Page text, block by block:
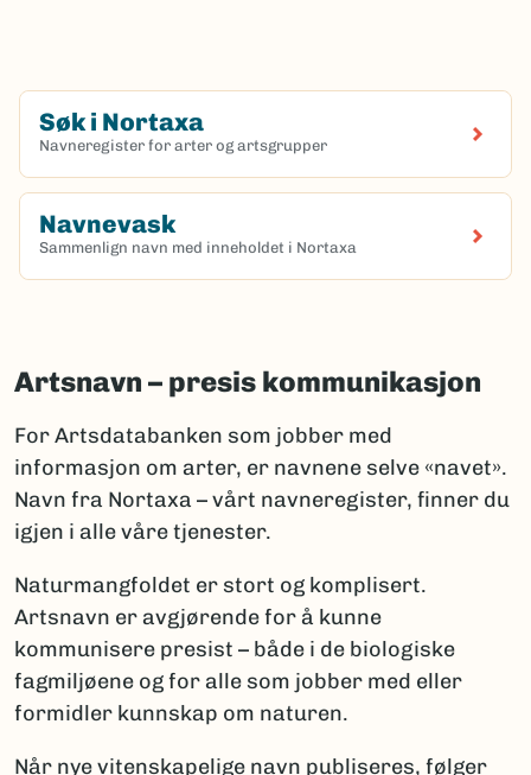
Søk i Nortaxa
Navneregister for arter og artsgrupper
Navnevask
Sammenlign navn med inneholdet i Nortaxa
Artsnavn – presis kommunikasjon
For Artsdatabanken som jobber med
informasjon om arter, er navnene selve «navet».
Navn fra Nortaxa – vårt navneregister, finner du
igjen i alle våre tjenester.
Naturmangfoldet er stort og komplisert.
Artsnavn er avgjørende for å kunne
kommunisere presist – både i de biologiske
fagmiljøene og for alle som jobber med eller
formidler kunnskap om naturen.
Når nye vitenskapelige navn publiseres, følger